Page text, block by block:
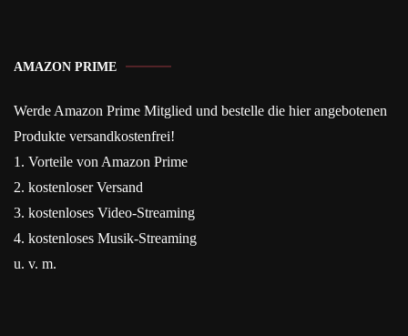
AMAZON PRIME
Werde Amazon Prime Mitglied und bestelle die hier angebotenen
Produkte versandkostenfrei!
1. Vorteile von Amazon Prime
2. kostenloser Versand
3. kostenloses Video-Streaming
4. kostenloses Musik-Streaming
u. v. m.